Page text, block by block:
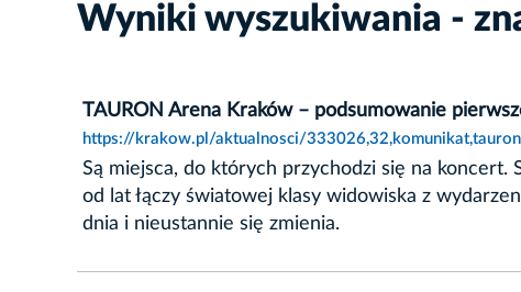
Wyniki wyszukiwania -
TAURON Arena Kraków – podsumowanie
https://krakow.pl/aktualnosci/
Są miejsca, do których przychodzi się na
od lat łączy światowej klasy widowiska z
dnia i nieustannie się zmienia.